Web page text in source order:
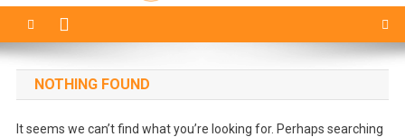
NOTHING FOUND
It seems we can’t find what you’re looking for. Perhaps searching